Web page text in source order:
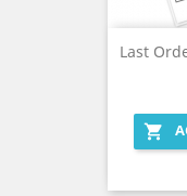
Last
